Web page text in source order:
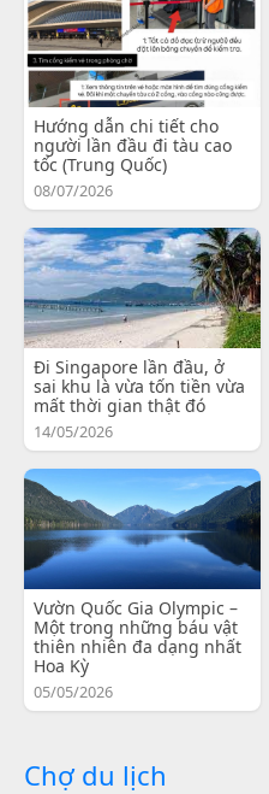
Hướng dẫn chi tiết cho
người lần đầu đi tàu cao
tốc (Trung Quốc)
08/07/2026
Đi Singapore lần đầu, ở
sai khu là vừa tốn tiền vừa
mất thời gian thật đó
14/05/2026
Vườn Quốc Gia Olympic –
Một trong những báu vật
thiên nhiên đa dạng nhất
Hoa Kỳ
05/05/2026
Chợ du lịch